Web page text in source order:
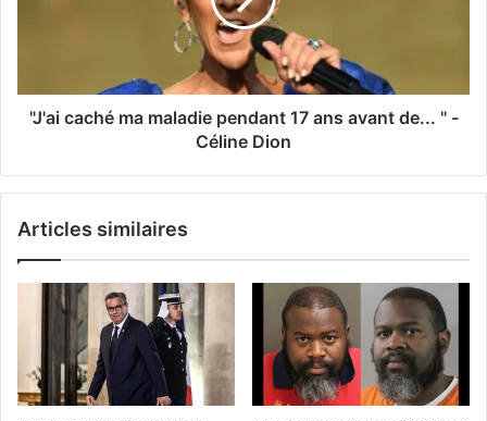
"J'ai caché ma maladie pendant 17 ans avant de... " -
Céline Dion
Articles similaires